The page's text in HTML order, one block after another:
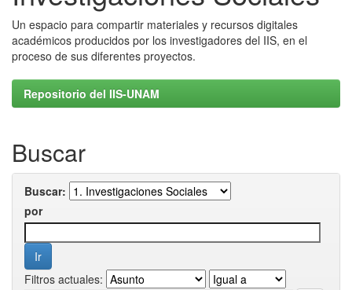
Un espacio para compartir materiales y recursos digitales
académicos producidos por los investigadores del IIS, en el
proceso de sus diferentes proyectos.
Repositorio del IIS-UNAM
Buscar
Buscar:
por
Filtros actuales: